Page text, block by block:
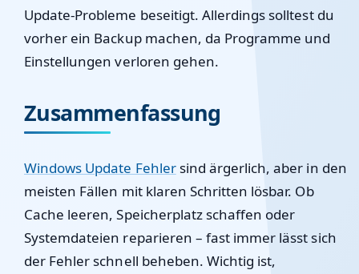
Update-Probleme beseitigt. Allerdings solltest du
vorher ein Backup machen, da Programme und
Einstellungen verloren gehen.
Zusammenfassung
Windows Update Fehlersind ärgerlich, aber in den
meisten Fällen mit klaren Schritten lösbar. Ob
Cache leeren, Speicherplatz schaffen oder
Systemdateien reparieren – fast immer lässt sich
der Fehler schnell beheben. Wichtig ist,